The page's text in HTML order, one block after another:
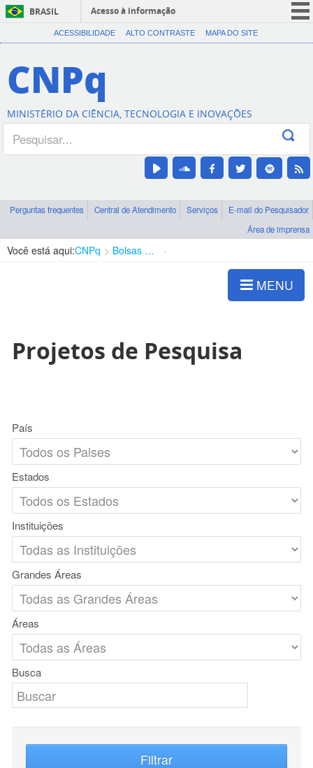
BRASIL
Acesso à informação
CORONAVÍRUS (COVID-19)
Canais
ACESSIBILIDADE ALTO CONTRASTE MAPA DO SITE
CNPq
MINISTÉRIO DA CIÊNCIA, TECNOLOGIA E INOVAÇÕES
Perguntas frequentes Central de Atendimento Serviços
E-mail do Pesquisador
Área de imprensa
Você está aqui:CNPq Bolsas e Auxílios Vigentes
MENU
Projetos de Pesquisa
País
Estados
Instituições
Grandes Áreas
Áreas
Busca
Filtrar